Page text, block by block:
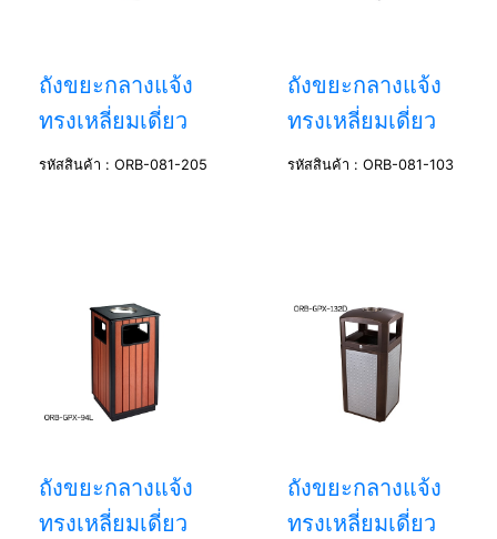
ถังขยะกลางแจ้ง
ทรงเหลี่ยมเดี่ยว
รหัสสินค้า : ORB-081-205
ถังขยะกลางแจ้ง
ทรงเหลี่ยมเดี่ยว
รหัสสินค้า : ORB-081-103
ถังขยะกลางแจ้ง
ทรงเหลี่ยมเดี่ยว
ถังขยะกลางแจ้ง
ทรงเหลี่ยมเดี่ยว